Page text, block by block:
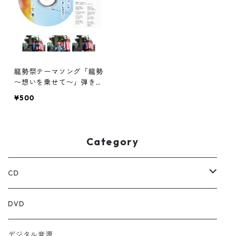
龍勢祭テーマソング「龍勢
〜想いを乗せて〜」弾き語
¥500
Category
CD
シングル
EP
DVD